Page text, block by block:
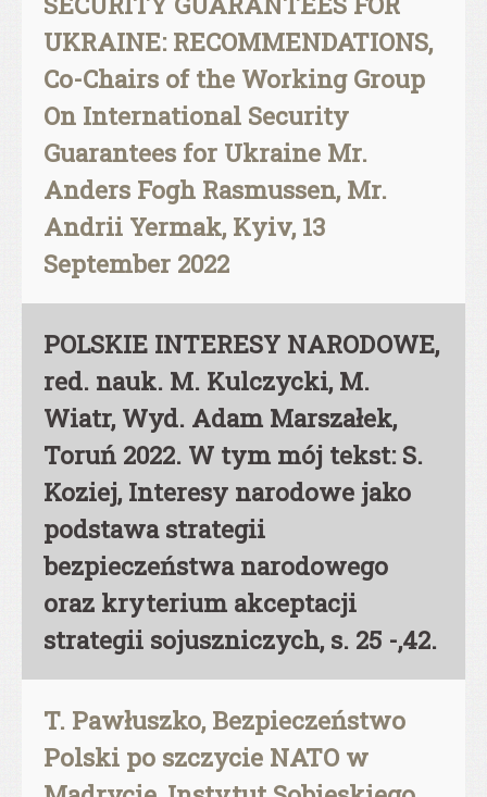
UKRAINE: RECOMMENDATIONS,
Co-Chairs of the Working Group
On International Security
Guarantees for Ukraine Mr.
Anders Fogh Rasmussen, Mr.
Andrii Yermak, Kyiv, 13
September 2022
POLSKIE INTERESY NARODOWE,
red. nauk. M. Kulczycki, M.
Wiatr, Wyd. Adam Marszałek,
Toruń 2022. W tym mój tekst: S.
Koziej, Interesy narodowe jako
podstawa strategii
bezpieczeństwa narodowego
oraz kryterium akceptacji
strategii sojuszniczych, s. 25 -,42.
T. Pawłuszko, Bezpieczeństwo
Polski po szczycie NATO w